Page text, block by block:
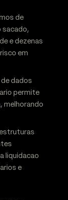
de
sacado,
e dezenas
em
dados
permite
melhorando
estruturas
liquidacao
e